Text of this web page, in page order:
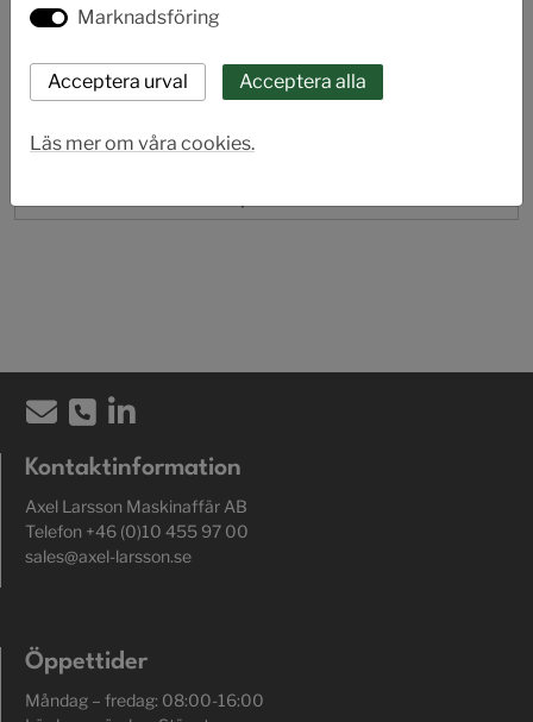
AL 65
Kontaktinformation
Axel Larsson Maskinaffär AB
Telefon +46 (0)10 455 97 00
sales@axel-larsson.se
Öppettider
Måndag – fredag: 08:00-16:00
Marknadsföring
Läs mer om våra cookies.